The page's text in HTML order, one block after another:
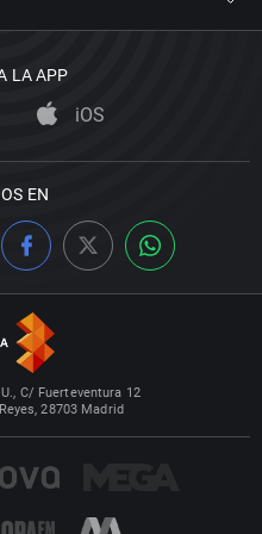
LA APP
iOS
EN
C/ Fuerteventura 12
28703 Madrid